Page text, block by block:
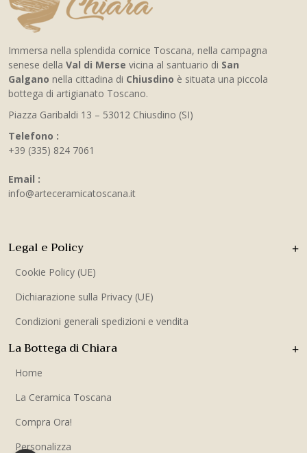
Immersa nella splendida cornice Toscana, nella campagna
senese della Val di Merse vicina al santuario di San
Galgano nella cittadina di Chiusdino è situata una piccola
bottega di artigianato Toscano.
Piazza Garibaldi 13 – 53012 Chiusdino (SI)
Telefono :
+39 (335) 824 7061
Email :
info@arteceramicatoscana.it
La Bottega di Chiara
Home
La Ceramica Toscana
Compra Ora!
Personalizza
Legal e Policy
Cookie Policy (UE)
Dichiarazione sulla Privacy (UE)
Condizioni generali spedizioni e vendita